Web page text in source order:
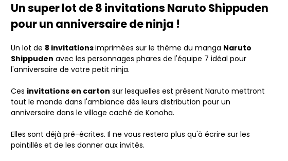
Un super lot de 8 invitations Naruto Shippuden
pour un anniversaire de ninja !
Un lot de 8 invitationsimprimées sur le thème du manga Naruto
Shippuden avec les personnages phares de l'équipe 7 idéal pour
l'anniversaire de votre petit ninja.
Ces invitations en carton sur lesquelles est présent Naruto mettront
tout le monde dans l'ambiance dès leurs distribution pour un
anniversaire dans le village caché de Konoha.
Elles sont déjà pré-écrites. Il ne vous restera plus qu'à écrire sur les
pointillés et de les donner aux invités.